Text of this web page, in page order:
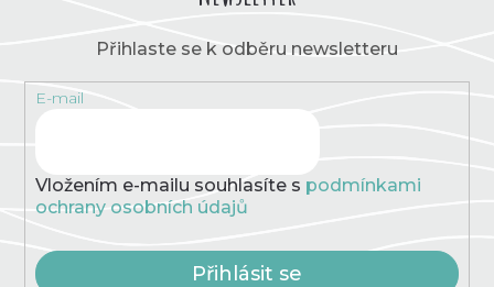
Přihlaste se k odběru newsletteru
E-mail
Vložením e-mailu souhlasíte s podmínkami
ochrany osobních údajů
Přihlásit se